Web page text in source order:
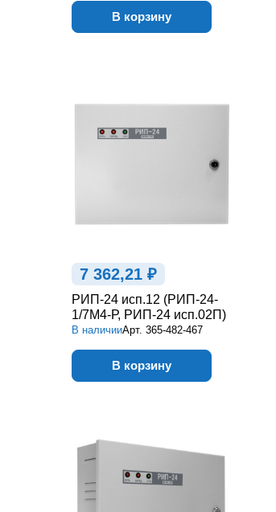
В корзину
7 362,21 ₽
РИП-24 исп.12 (РИП-24-
1/7М4-Р, РИП-24 исп.02П)
В наличииАрт. 365-482-467
В корзину